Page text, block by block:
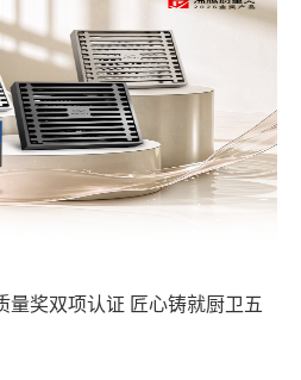
量奖双项认证 匠心铸就厨卫五